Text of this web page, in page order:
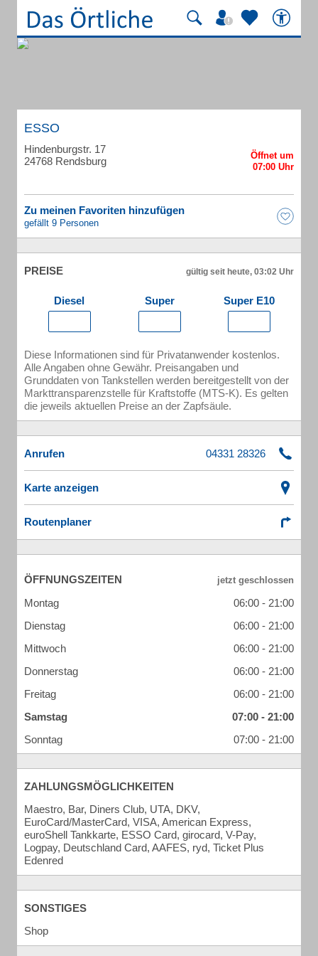
ESSO
Hindenburgstr. 17
24768 Rendsburg
Zu meinen Favoriten hinzufügen
gefällt 9 Personen
PREISE gültig seit heute, 03:02 Uhr
Diesel Super Super E10
Diese Informationen sind für Privatanwender kostenlos.
Alle Angaben ohne Gewähr. Preisangaben und
Grunddaten von Tankstellen werden bereitgestellt von der
Markttransparenzstelle für Kraftstoffe (MTS-K). Es gelten
die jeweils aktuellen Preise an der Zapfsäule.
Anrufen
Karte anzeigen
Routenplaner
ÖFFNUNGSZEITEN
Montag
06:00 - 21:00
Dienstag
06:00 - 21:00
Mittwoch
06:00 - 21:00
Donnerstag
06:00 - 21:00
Freitag
06:00 - 21:00
Samstag
07:00 - 21:00
Sonntag
07:00 - 21:00
ZAHLUNGSMÖGLICHKEITEN
Maestro, Bar, Diners Club, UTA, DKV,
EuroCard/MasterCard, VISA, American Express,
euroShell Tankkarte, ESSO Card, girocard, V-Pay,
Logpay, Deutschland Card, AAFES, ryd, Ticket Plus
Edenred
SONSTIGES
Shop